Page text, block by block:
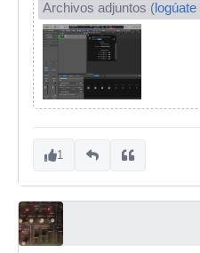
Archivos adjuntos (logúate
1